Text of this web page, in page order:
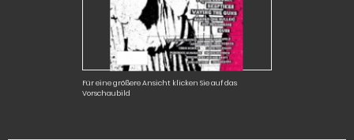
Für eine größere Ansicht klicken Sie auf das
Vorschaubild